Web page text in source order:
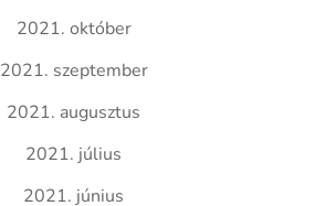
2021. október
2021. szeptember
2021. augusztus
2021. július
2021. június